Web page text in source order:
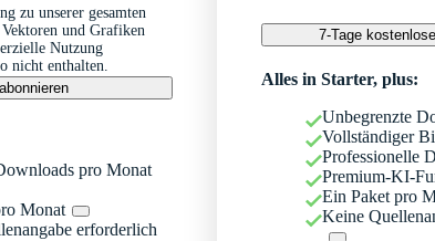
zu unserer gesamten
und Grafiken
Nutzung
nicht enthalten.
pro Monat
Monat
erforderlich
7-Tage
Alles in Starter, plus:
Unbegrenzte
Vollständiger
Professionelle
Premium-KI-
Ein Paket pro
Keine